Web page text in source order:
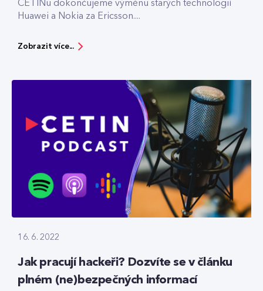
CETINu dokončujeme výměnu starých technologií
Huawei a Nokia za Ericsson....
Zobrazit více...
16. 6. 2022
Jak pracují hackeři? Dozvíte se v článku
plném (ne)bezpečných informací